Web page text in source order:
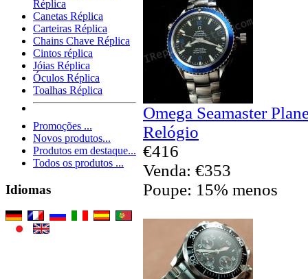
Réplica
Canetas Réplica
Carteiras Réplica
Chains Chave Réplica
Cintos réplica
Jóias Réplica
Óculos Réplica
Toalhas Réplica
Promoções ...
Novos produtos...
Produtos em destaque...
Todos os produtos ...
Idiomas
Omega Seamaster
Relógio
€416
Venda: €353
Poupe: 15% menos